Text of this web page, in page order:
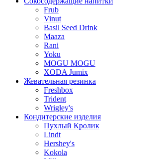
Frub
Vinut
Basil Seed Drink
Maaza
Rani
Yoku
MOGU MOGU
XODA Jumix
Жевательная резинка
Freshbox
Trident
Wrigley's
Кондитерские изделия
Пухлый Кролик
Lindt
Hershey's
Kokola